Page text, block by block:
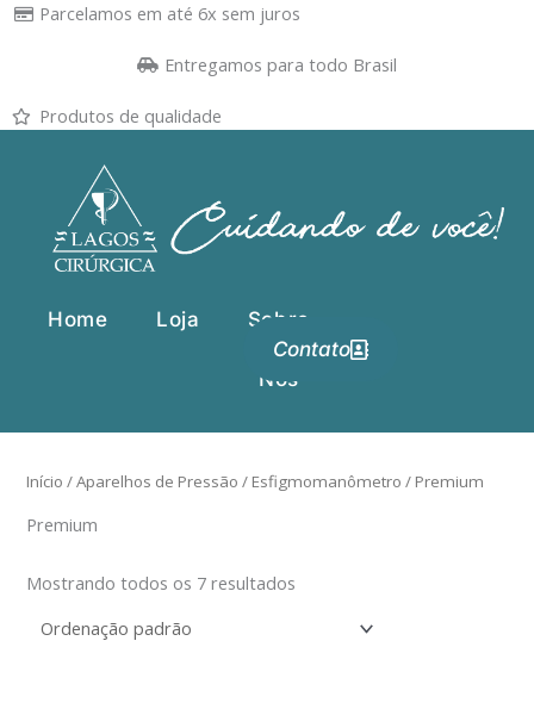
Parcelamos em até 6x sem juros
Entregamos para todo Brasil
Produtos de qualidade
Home Loja Sobre
Nós
Contato
Início /Aparelhos de Pressão / Esfigmomanômetro / Premium
Premium
Mostrando todos os 7 resultados